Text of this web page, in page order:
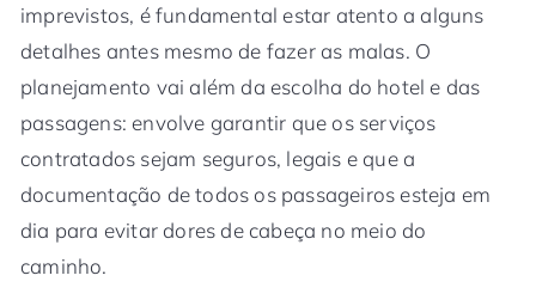
imprevistos, é fundamental estar atento a alguns
detalhes antes mesmo de fazer as malas. O
planejamento vai além da escolha do hotel e das
passagens: envolve garantir que os serviços
contratados sejam seguros, legais e que a
documentação de todos os passageiros esteja em
dia para evitar dores de cabeça no meio do
caminho.